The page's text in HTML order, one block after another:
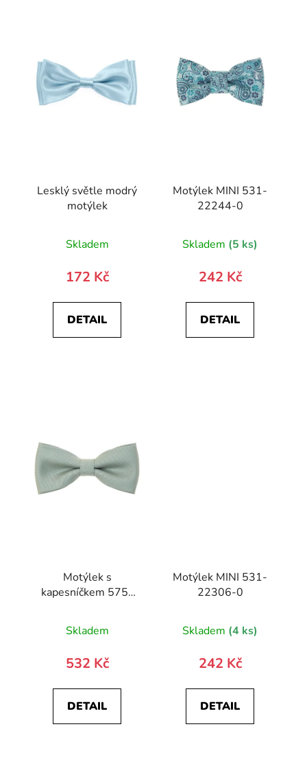
Lesklý světle modrý
motýlek
Skladem
172 Kč
DETAIL
Motýlek MINI 531-
22244-0
Skladem (5 ks)
242 Kč
DETAIL
Motýlek s
kapesníčkem 575-
Skladem
532 Kč
DETAIL
Motýlek MINI 531-
22306-0
Skladem (4 ks)
242 Kč
DETAIL